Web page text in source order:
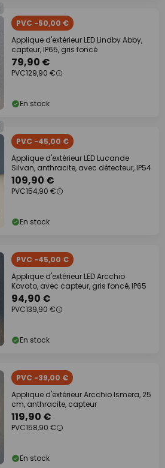
PVC -50,00 €
Applique d'extérieur LED Lindby Abby,
capteur, IP65, gris foncé
79,90 €
PVC129,90 €
En stock
PVC -45,00 €
Applique d'extérieur LED Lucande
Silvan, anthracite, avec détecteur, IP54
109,90 €
PVC154,90 €
En stock
PVC -45,00 €
Applique d'extérieur LED Arcchio
Kovato, avec capteur, gris foncé, IP65
94,90 €
PVC139,90 €
En stock
PVC -39,00 €
Applique d'extérieur Arcchio Ismera, 25
cm, anthracite, capteur
119,90 €
PVC158,90 €
En stock